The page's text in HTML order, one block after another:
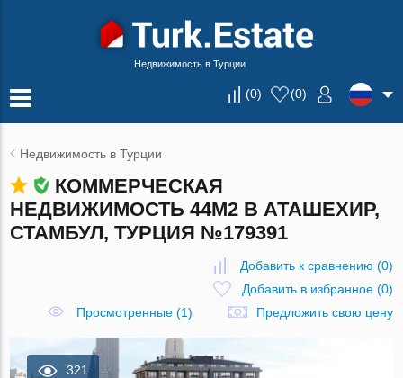
Недвижимость в Турции
(0) (0)
Недвижимость в Турции
КОММЕРЧЕСКАЯ
НЕДВИЖИМОСТЬ 44М2 В АТАШЕХИР,
СТАМБУЛ, ТУРЦИЯ №179391
Добавить к сравнению (0)
Добавить в избранное(0)
Просмотренные (1)
Предложить свою цену
321